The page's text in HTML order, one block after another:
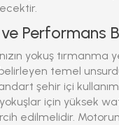
Performans
yokuş tırmanma
belirleyen temel
şehir içi
için yüksek
edilmelidir.